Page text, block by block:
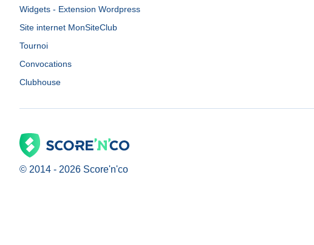
Widgets - Extension Wordpress
Site internet MonSiteClub
Tournoi
Convocations
Clubhouse
© 2014 - 2026 Score'n'co